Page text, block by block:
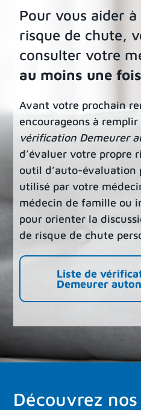
Pour vous aider
risque de chute,
consulter votre
au moins une
Avant votre prochain
encourageons à remplir
vérification Demeurer
d’évaluer votre propre
outil d’auto-évaluation
utilisé par votre
médecin de famille ou
pourorienter la
de risque de chute
Liste de
Demeurer
Découvrez